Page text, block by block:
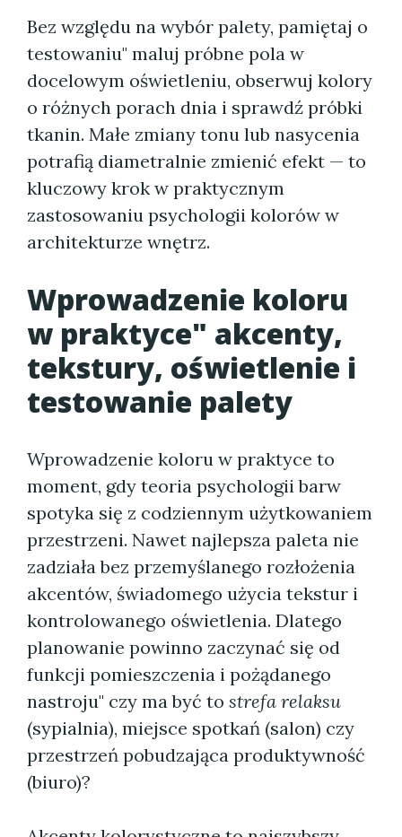
Bez względu na wybór palety, pamiętaj o
testowaniu" maluj próbne pola w
docelowym oświetleniu, obserwuj kolory
o różnych porach dnia i sprawdź próbki
tkanin. Małe zmiany tonu lub nasycenia
potrafią diametralnie zmienić efekt — to
kluczowy krok w praktycznym
zastosowaniu psychologii kolorów w
architekturze wnętrz.
Wprowadzenie koloru
w praktyce" akcenty,
tekstury, oświetlenie i
testowanie palety
Wprowadzenie koloru w praktyce to
moment, gdy teoria psychologii barw
spotyka się z codziennym użytkowaniem
przestrzeni. Nawet najlepsza paleta nie
zadziała bez przemyślanego rozłożenia
akcentów, świadomego użycia tekstur i
kontrolowanego oświetlenia. Dlatego
planowanie powinno zaczynać się od
funkcji pomieszczenia i pożądanego
nastroju" czy ma być to strefa relaksu
(sypialnia), miejsce spotkań (salon) czy
przestrzeń pobudzająca produktywność
(biuro)?